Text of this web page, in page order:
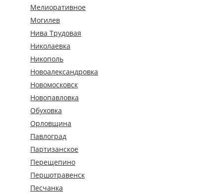
Мелиоративное
Могилев
Нива Трудовая
Николаевка
Никополь
Новоалександровка
Новомосковск
Новопавловка
Обуховка
Орловщина
Павлоград
Партизанское
Перещепино
Першотравенск
Песчанка